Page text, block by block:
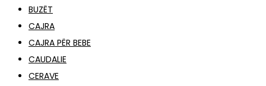
BUZËT
CAJRA
CAJRA PËR BEBE
CAUDALIE
CERAVE